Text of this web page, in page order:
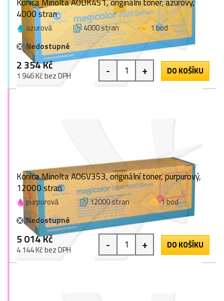
4000 stran
azurová 4000 stran
1 bod
Nedostupné
2 354 Kč
1 946 Kč bez DPH - + DO KOŠÍKU
Konica Minolta A06V353, originální toner, purpurový,
12000 stran
purpurová 12000 stran
1 bod
Nedostupné
5 014 Kč
4 144 Kč bez DPH - + DO KOŠÍKU